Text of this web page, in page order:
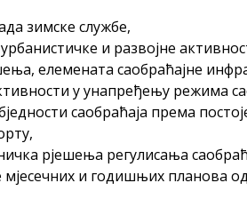
зимске службе,
и развојне
елемената саобраћајне
у унапређењу режима
саобраћаја према
рјешења регулисања
и годишњих планова